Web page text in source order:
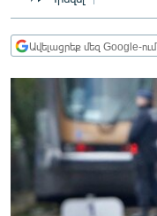
ՏՆՏԵՍՈՒԹՅՈՒՆ
ՂԱՐԱԲԱՂ
ՏԱՐԱԾԱՇՐՋԱՆ
ՄԻՋԱԶԳԱՅԻՆ
ՄՇԱԿՈՒՅԹ
ՍՊՈՐՏ
Ավելացրեք մեզ Google-ում